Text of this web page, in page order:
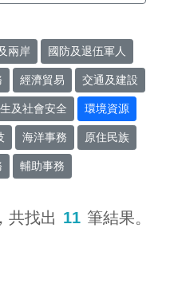
兩岸 國防及退伍軍人
經濟貿易 交通及建設
及社會安全 環境資源
海洋事務 原住民族
輔助事務
共找出 11 筆結果。